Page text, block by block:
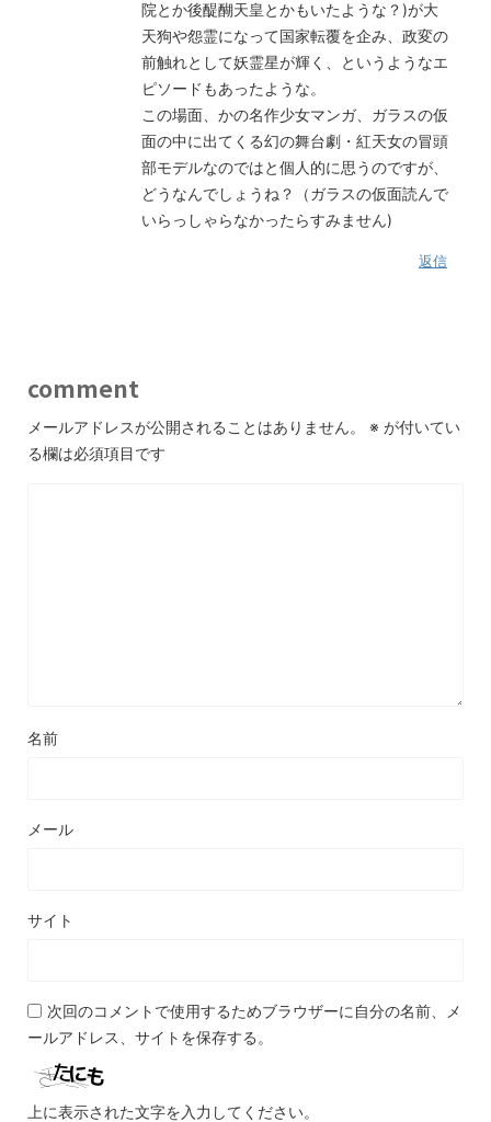
院とか後醍醐天皇とかもいたような？)が大
天狗や怨霊になって国家転覆を企み、政変の
前触れとして妖霊星が輝く、というようなエ
ピソードもあったような。
この場面、かの名作少女マンガ、ガラスの仮
面の中に出てくる幻の舞台劇・紅天女の冒頭
部モデルなのではと個人的に思うのですが、
どうなんでしょうね？（ガラスの仮面読んで
いらっしゃらなかったらすみません)
返信
comment
メールアドレスが公開されることはありません。 ※ が付いてい
る欄は必須項目です
名前
メール
サイト
次回のコメントで使用するためブラウザーに自分の名前、メ
ールアドレス、サイトを保存する。
上に表示された文字を入力してください。